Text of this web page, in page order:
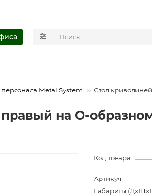
Metal System Стол
на О-
Код товара
Артикул
Габариты